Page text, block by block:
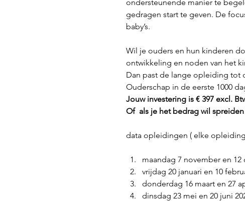
ondersteunende manier te
gedragen start te geven. De
Wil je ouders en hun kinderen
ontwikkeling en noden van het
Dan past de lange opleiding tot
Ouderschap in de eerste 1000
Jouw investering is € 397 excl.
Of als je het bedrag wil
maandag 7 november en 12
vrijdag 20 januari en 10
donderdag 16 maart en 27
dinsdag 23 mei en 20 juni